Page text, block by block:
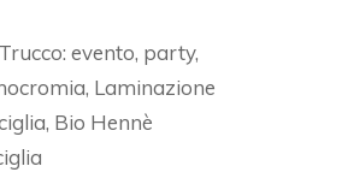
Trucco: evento, party,
Laminazione
Bio Hennè